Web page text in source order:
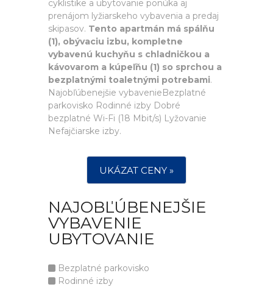
cyklistike a ubytovanie ponúka aj
prenájom lyžiarskeho vybavenia a predaj
skipasov. Tento apartmán má spálňu
(1), obývaciu izbu, kompletne
vybavenú kuchyňu s chladničkou a
kávovarom a kúpeľňu (1) so sprchou a
bezplatnými toaletnými potrebami.
Najobľúbenejšie vybavenieBezplatné
parkovisko Rodinné izby Dobré
bezplatné Wi-Fi (18 Mbit/s) Lyžovanie
Nefajčiarske izby.
UKÁZAT CENY »
NAJOBĽÚBENEJŠIE
VYBAVENIE
UBYTOVANIE
Bezplatné parkovisko
Rodinné izby